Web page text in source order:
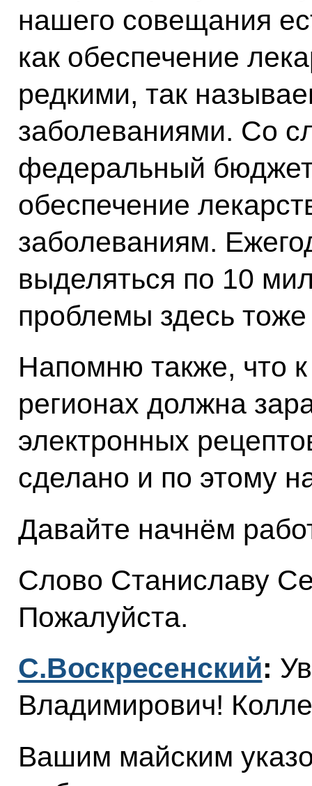
нашего совещания
как обеспечение
редкими, так
заболеваниями. Со
федеральный
обеспечение
заболеваниям.
выделяться по 10
проблемы здесь
Напомню также, что
регионах должна
электронных
сделано и по этому
Давайте начнём
Слово Станиславу
Пожалуйста.
С.Воскресенский:
Владимирович!
Вашим майским